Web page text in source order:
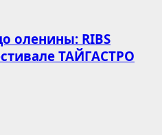
оленины: RIBS
ТАЙГАСТРО